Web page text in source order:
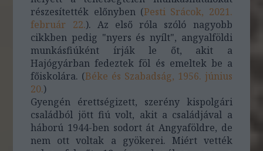
részesítették előnyben (Pesti Srácok, 2021.
február 22.). Az első róla szóló nagyobb
cikkben pedig "nyers és nyílt", angyalföldi
munkásfiúként írják le őt, akit a
Hajógyárban fedeztek föl és emeltek be a
főiskolára. (Béke és Szabadság, 1956. június
20.)
Gyengén érettségizett, szerény kispolgári
családból jött fiú volt, akit a családjával a
háború 1944-ben sodort át Angyaföldre, de
nem ott voltak a gyökerei. Miért vették